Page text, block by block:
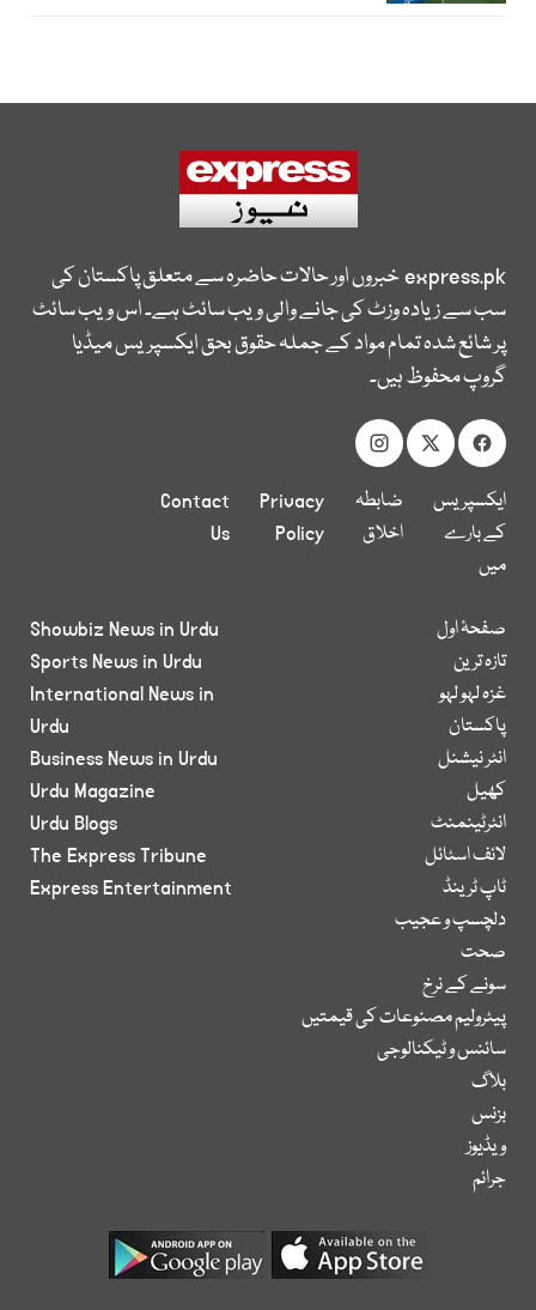
express.pkخبروں اور حالات حاضرہ سے متعلق پاکستان کی
سب سے زیادہ وزٹ کی جانے والی ویب سائٹ ہے۔ اس ویب سائٹ
پر شائع شدہ تمام مواد کے جملہ حقوق بحق ایکسپریس میڈیا
گروپ محفوظ ہیں۔
ایکسپریس
کے بارے
میں
ضابطہ
اخلاق
Privacy
Policy
Contact
Us
صفحۂ اول
تازہ ترین
غزہ لہو لہو
پاکستان
انٹر نیشنل
کھیل
انٹرٹینمنٹ
لائف اسٹائل
ٹاپ ٹرینڈ
دلچسپ و عجیب
صحت
سونے کے نرخ
پیٹرولیم مصنوعات کی قیمتیں
سائنس و ٹیکنالوجی
بلاگ
بزنس
ویڈیوز
جرائم
Showbiz News in Urdu
Sports News in Urdu
International News in
Urdu
Business News in Urdu
Urdu Magazine
Urdu Blogs
The Express Tribune
Express Entertainment